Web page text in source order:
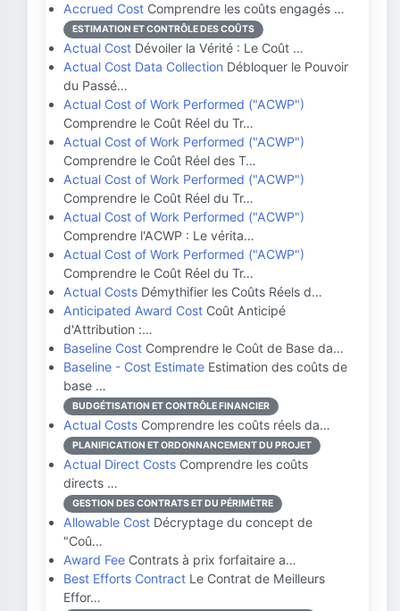
Accrued Cost Comprendre les coûts engagés …
ESTIMATION ET CONTRÔLE DES COÛTS
Actual Cost Dévoiler la Vérité : Le Coût …
Actual Cost Data Collection Débloquer le Pouvoir
du Passé…
Actual Cost of Work Performed ("ACWP")
Comprendre le Coût Réel du Tr…
Actual Cost of Work Performed ("ACWP")
Comprendre le Coût Réel des T…
Actual Cost of Work Performed ("ACWP")
Comprendre le Coût Réel du Tr…
Actual Cost of Work Performed ("ACWP")
Comprendre l'ACWP : Le vérita…
Actual Cost of Work Performed ("ACWP")
Comprendre le Coût Réel du Tr…
Actual Costs Démythifier les Coûts Réels d…
Anticipated Award Cost Coût Anticipé
d'Attribution :…
Baseline Cost Comprendre le Coût de Base da…
Baseline - Cost Estimate Estimation des coûts de
base …
BUDGÉTISATION ET CONTRÔLE FINANCIER
Actual Costs Comprendre les coûts réels da…
PLANIFICATION ET ORDONNANCEMENT DU PROJET
Actual Direct Costs Comprendre les coûts
directs …
GESTION DES CONTRATS ET DU PÉRIMÈTRE
Allowable Cost Décryptage du concept de
"Coû…
Award Fee Contrats à prix forfaitaire a…
Best Efforts Contract Le Contrat de Meilleurs
Effor…